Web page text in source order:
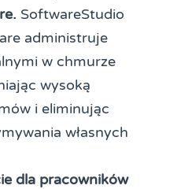
SoftwareStudio
administruje
w chmurze
wysoką
i eliminując
własnych
dla pracowników